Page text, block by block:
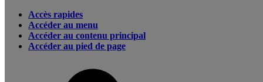
Accès rapides
Accéder au menu
Accéder au contenu principal
Accéder au pied de page